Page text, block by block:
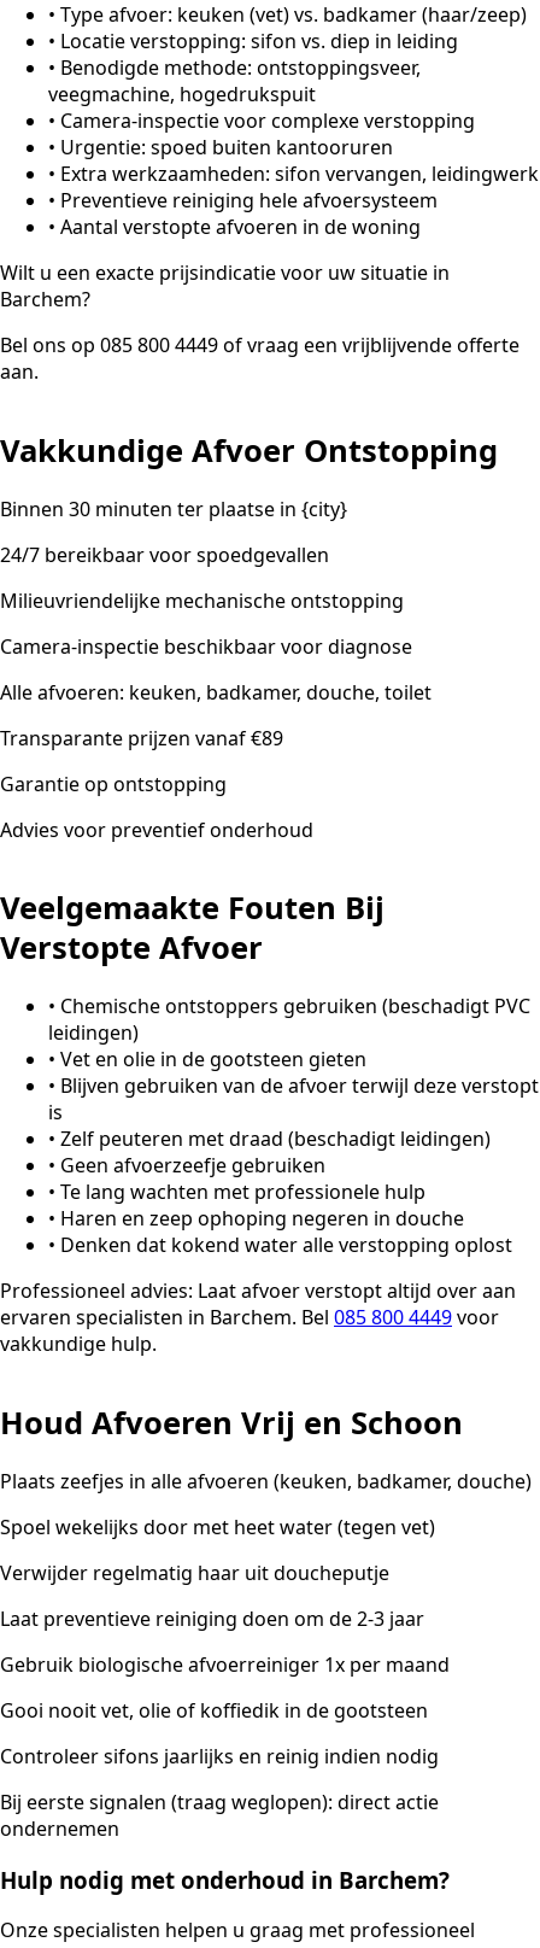
• Type afvoer: keuken (vet) vs. badkamer (haar/zeep)
• Locatie verstopping: sifon vs. diep in leiding
• Benodigde methode: ontstoppingsveer,
veegmachine, hogedrukspuit
• Camera-inspectie voor complexe verstopping
• Urgentie: spoed buiten kantooruren
• Extra werkzaamheden: sifon vervangen, leidingwerk
• Preventieve reiniging hele afvoersysteem
• Aantal verstopte afvoeren in de woning
Wilt u een exacte prijsindicatie voor uw situatie in
Barchem?
Bel ons op 085 800 4449 of vraag een vrijblijvende offerte
aan.
Vakkundige Afvoer Ontstopping
Binnen 30 minuten ter plaatse in {city}
24/7 bereikbaar voor spoedgevallen
Milieuvriendelijke mechanische ontstopping
Camera-inspectie beschikbaar voor diagnose
Alle afvoeren: keuken, badkamer, douche, toilet
Transparante prijzen vanaf €89
Garantie op ontstopping
Advies voor preventief onderhoud
Veelgemaakte Fouten Bij
Verstopte Afvoer
• Chemische ontstoppers gebruiken (beschadigt PVC
leidingen)
• Vet en olie in de gootsteen gieten
• Blijven gebruiken van de afvoer terwijl deze verstopt
is
• Zelf peuteren met draad (beschadigt leidingen)
• Geen afvoerzeefje gebruiken
• Te lang wachten met professionele hulp
• Haren en zeep ophoping negeren in douche
• Denken dat kokend water alle verstopping oplost
Professioneel advies: Laat afvoer verstopt altijd over aan
ervaren specialisten in Barchem. Bel 085 800 4449voor
vakkundige hulp.
Houd Afvoeren Vrij en Schoon
Plaats zeefjes in alle afvoeren (keuken, badkamer, douche)
Spoel wekelijks door met heet water (tegen vet)
Verwijder regelmatig haar uit doucheputje
Laat preventieve reiniging doen om de 2-3 jaar
Gebruik biologische afvoerreiniger 1x per maand
Gooi nooit vet, olie of koffiedik in de gootsteen
Controleer sifons jaarlijks en reinig indien nodig
Bij eerste signalen (traag weglopen): direct actie
ondernemen
Hulp nodig met onderhoud in Barchem?
Onze specialisten helpen u graag met professioneel